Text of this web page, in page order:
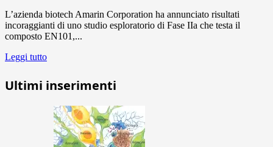
L’azienda biotech Amarin Corporation ha annunciato risultati
incoraggianti di uno studio esploratorio di Fase IIa che testa il
composto EN101,...
Leggi tutto
Ultimi inserimenti